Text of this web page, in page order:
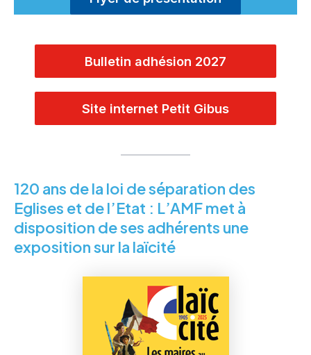
Bulletin adhésion 2027
Site internet Petit Gibus
120 ans de la loi de séparation des
Eglises et de l’Etat : L’AMF met à
disposition de ses adhérents une
exposition sur la laïcité